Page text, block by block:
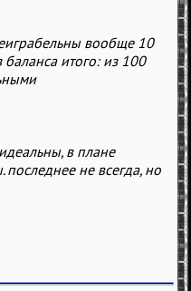
вообще 10
баланса итого: из 100
в плане
последнее не всегда, но